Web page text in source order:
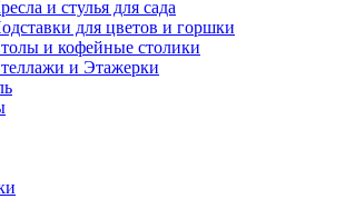
и стулья для сада
для цветов и горшки
и кофейные столики
и Этажерки